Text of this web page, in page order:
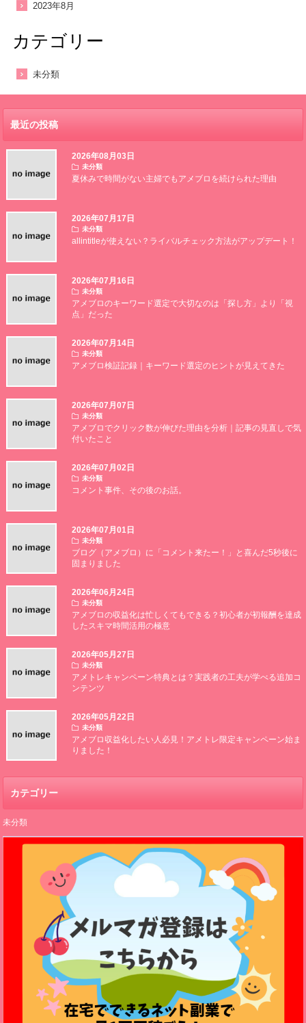
2023年8月
カテゴリー
未分類
最近の投稿
2026年08月03日
未分類
夏休みで時間がない主婦でもアメブロを続けられた理由
2026年07月17日
未分類
allintitleが使えない？ライバルチェック方法がアップデート！
2026年07月16日
未分類
アメブロのキーワード選定で大切なのは「探し方」より「視
点」だった
2026年07月14日
未分類
アメブロ検証記録｜キーワード選定のヒントが見えてきた
2026年07月07日
未分類
アメブロでクリック数が伸びた理由を分析｜記事の見直しで気
付いたこと
2026年07月02日
未分類
コメント事件、その後のお話。
2026年07月01日
未分類
ブログ（アメブロ）に「コメント来たー！」と喜んだ5秒後に
固まりました
2026年06月24日
未分類
アメブロの収益化は忙しくてもできる？初心者が初報酬を達成
したスキマ時間活用の極意
2026年05月27日
未分類
アメトレキャンペーン特典とは？実践者の工夫が学べる追加コ
ンテンツ
2026年05月22日
未分類
アメブロ収益化したい人必見！アメトレ限定キャンペーン始ま
りました！
カテゴリー
未分類